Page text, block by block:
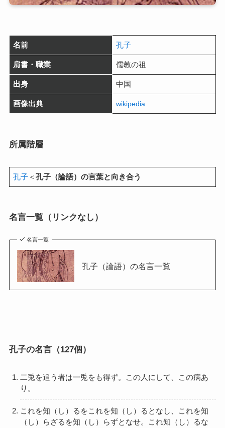
名前 孔子
肩書・職業 儒教の祖
出身 中国
画像出典 wikipedia
所属階層
孔子 ＜孔子（論語）の言葉と向き合う
名言一覧（リンクなし）
名言一覧
孔子（論語）の名言一覧
孔子の名言（127個）
二兎を追う者は一兎をも得ず。この人にして、この病あ
り。
これを知（し）るをこれを知（し）るとなし、これを知
（し）らざるを知（し）らずとなせ。これ知（し）るな